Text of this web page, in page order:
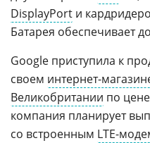
DisplayPort и
Батарея обеспечивает
Google приступила к
своем интернет-
Великобритании по
компания планирует
со встроенным LTE-